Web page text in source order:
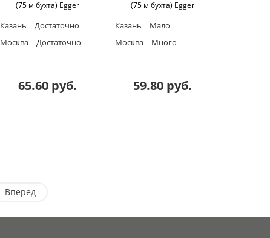
(75 м бухта) Egger
Казань
Достаточно
Москва
Достаточно
65.60 руб.
(75 м бухта) Egger
Казань
Мало
Москва
Много
59.80 руб.
Вперед